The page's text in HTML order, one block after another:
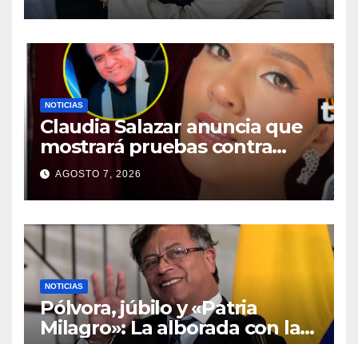
NOTICIAS
Claudia Salazar anuncia que
mostrará pruebas contra
dueño de La Bella Luz tras
negar conocer presunto
acoso
AGOSTO 7, 2026
NOTICIAS
Pólvora, júbilo y «Patria
Milagro»: La alborada con la